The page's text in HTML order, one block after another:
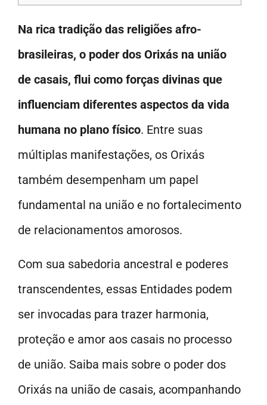
Na rica tradição das religiões afro-
brasileiras, o poder dos Orixás na união
de casais, flui como forças divinas que
influenciam diferentes aspectos da vida
humana no plano físico. Entre suas
múltiplas manifestações, os Orixás
também desempenham um papel
fundamental na união e no fortalecimento
de relacionamentos amorosos.
Com sua sabedoria ancestral e poderes
transcendentes, essas Entidades podem
ser invocadas para trazer harmonia,
proteção e amor aos casais no processo
de união. Saiba mais sobre o poder dos
Orixás na união de casais, acompanhando